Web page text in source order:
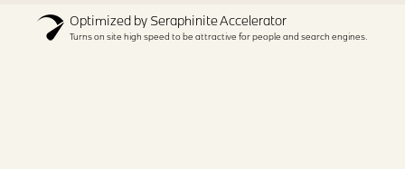
Optimized by Seraphinite Accelerator
Turns on site high speed to be attractive for people and search engines.